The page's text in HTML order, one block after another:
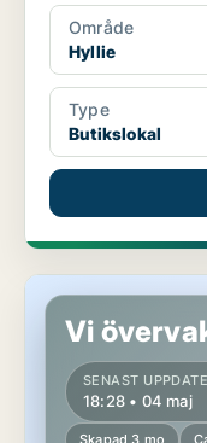
Område
Hyllie
Type
Butikslokal
Butikslokal i Hyllie
Vi
SENAST
18:28 • 04 maj
Skapad 3 mo